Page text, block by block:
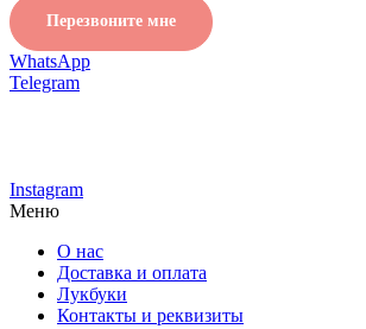
Перезвоните мне
WhatsApp
Telegram
Instagram
Меню
О нас
Доставка и оплата
Лукбуки
Контакты и реквизиты